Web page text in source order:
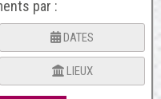
par :
DATES
LIEUX